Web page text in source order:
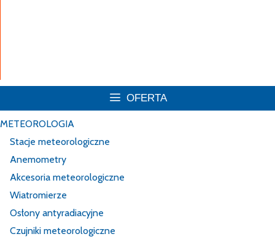
OFERTA
METEOROLOGIA
Stacje meteorologiczne
Anemometry
Akcesoria meteorologiczne
Wiatromierze
Osłony antyradiacyjne
Czujniki meteorologiczne